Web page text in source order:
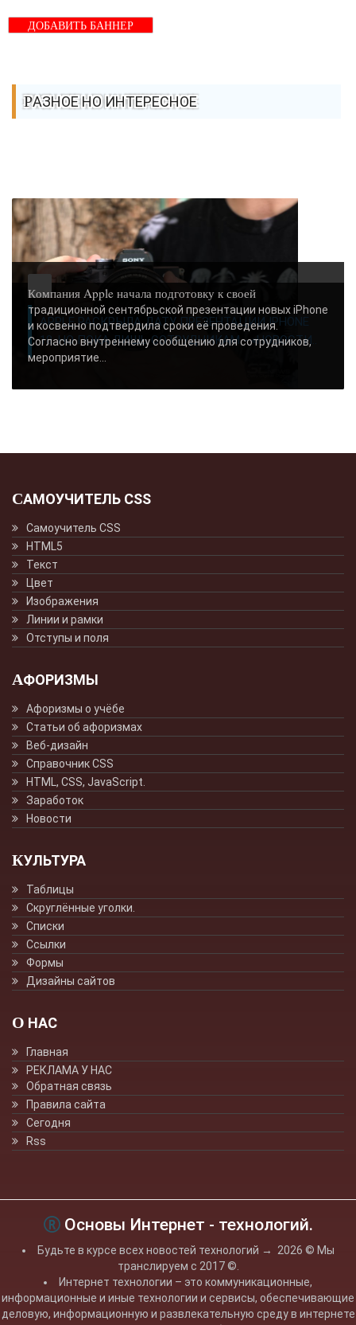
ДОБАВИТЬ БАННЕР
РАЗНОЕ НО ИНТЕРЕСНОЕ
APPLE РАСКРЫЛА ДАТУ ПРЕЗЕНТАЦИИ IPHONE
18, НО ПОКА ЛИШЬ СОТРУДНИКАМ - «НОВОСТИ..
Компания Apple начала подготовку к своей
традиционной сентябрьской презентации новых iPhone
и косвенно подтвердила сроки её проведения.
Согласно внутреннему сообщению для сотрудников,
мероприятие...
САМОУЧИТЕЛЬ CSS
Самоучитель CSS
HTML5
Текст
Цвет
Изображения
Линии и рамки
Отступы и поля
АФОРИЗМЫ
Афоризмы о учёбе
Статьи об афоризмах
Веб-дизайн
Справочник CSS
HTML, CSS, JavaScript.
Заработок
Новости
КУЛЬТУРА
Таблицы
Скруглённые уголки.
Списки
Ссылки
Формы
Дизайны сайтов
О НАС
Главная
РЕКЛАМА У НАС
Обратная связь
Правила сайта
Сегодня
Rss
Основы Интернет - технологий.
Будьте в курсе всех новостей технологий → 2026 © Мы
транслируем с 2017 ©.
Интернет технологии – это коммуникационные,
информационные и иные технологии и сервисы, обеспечивающие
деловую, информационную и развлекательную среду в интернете